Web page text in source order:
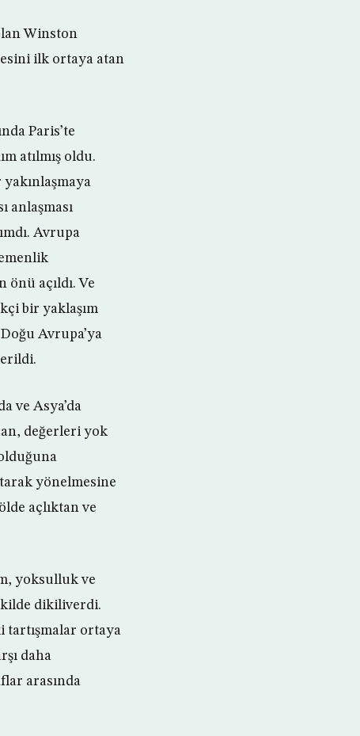
Winston
ilk ortaya atan
Paris’te
atılmış oldu.
anlaşması
Avrupa
açıldı. Ve
bir yaklaşım
Avrupa’ya
ve Asya’da
değerleri yok
yönelmesine
açlıktan ve
yoksulluk ve
dikiliverdi.
tartışmalar ortaya
daha
arasında